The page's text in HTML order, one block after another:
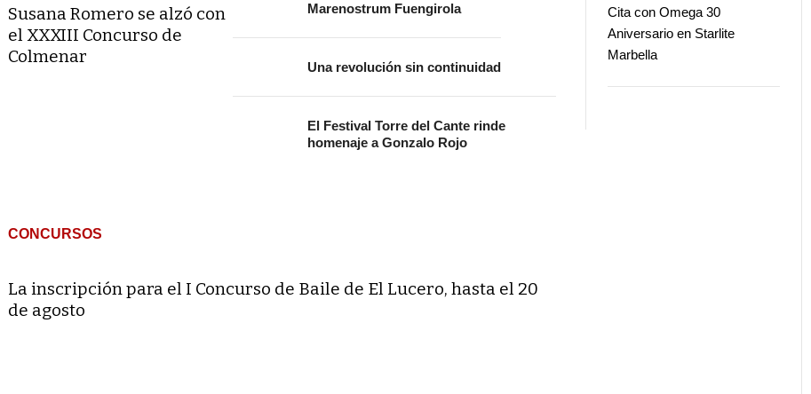
Susana Romero se alzó con
el XXXIII Concurso de
Colmenar
Marenostrum Fuengirola
Una revolución sin continuidad
El Festival Torre del Cante rinde
homenaje a Gonzalo Rojo
CONCURSOS
La inscripción para el I Concurso de Baile de El Lucero, hasta el 20
de agosto
Cita con Omega 30
Aniversario en Starlite
Marbella